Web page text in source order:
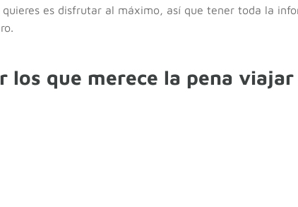
quieres es disfrutar al máximo, así que tener toda la
los que merece la pena